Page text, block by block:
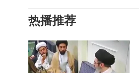
热播推荐